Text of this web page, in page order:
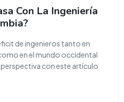
Con La Ingeniería
de ingenieros tanto en
en el mundo occidental
perspectiva con este artículo